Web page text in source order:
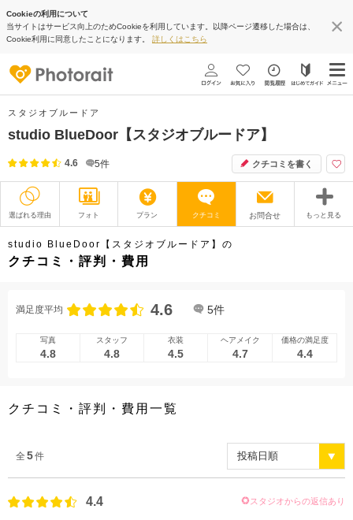
Cookieの利用について
当サイトはサービス向上のためCookieを利用しています。以降ページ遷移した場合は、
Cookie利用に同意したことになります。 詳しくはこちら
スタジオブルードア
studio BlueDoor【スタジオブルードア】
4.6 5件 クチコミを書く
選ばれる理由 フォト プラン クチコミ お問合せ もっと見る
撮影レポート フォトグラファー
オプション ブログ
アクセス/TEL スタジオトップ
studio BlueDoor【スタジオブルードア】の
クチコミ・評判・費用
満足度平均 4.6 5件
写真
4.8
スタッフ
4.8
衣装
4.5
ヘアメイク
4.7
価格の満足度
4.4
クチコミ・評判・費用一覧
全 5件
4.4 スタジオからの返信あり